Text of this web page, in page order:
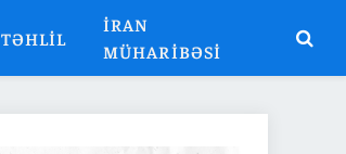
TƏHLIL
İRAN
MÜHARIBƏSI